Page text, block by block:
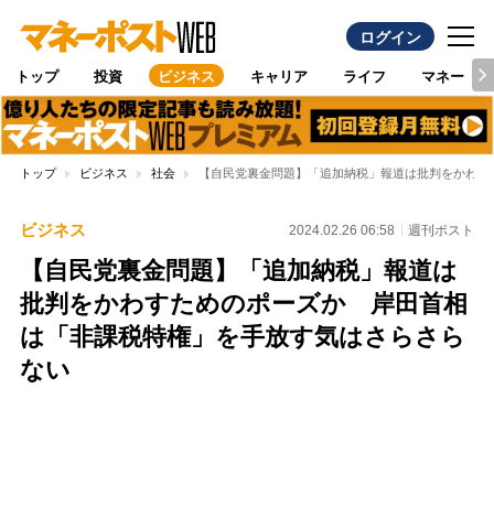
ログイン
トップ 投資 ビジネス キャリア ライフ マネー
トップ ビジネス 社会 【自民党裏金問題】「追加納税」報道は批判をかわ
ビジネス 2024.02.26 06:58 週刊ポスト
【自民党裏金問題】「追加納税」報道は
批判をかわすためのポーズか 岸田首相
は「非課税特権」を手放す気はさらさら
ない